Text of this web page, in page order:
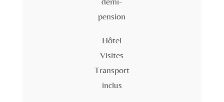
pension
Hôtel
Visites
Transport
inclus